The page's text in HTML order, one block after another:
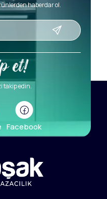
haberdar ol.
takip edin.
Facebook